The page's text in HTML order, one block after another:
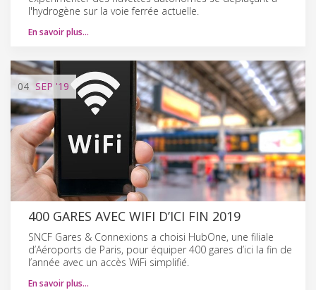
l'hydrogène sur la voie ferrée actuelle.
En savoir plus…
04 SEP '19
400 GARES AVEC WIFI D’ICI FIN 2019
SNCF Gares & Connexions a choisi HubOne, une filiale
d’Aéroports de Paris, pour équiper 400 gares d’ici la fin de
l’année avec un accès WiFi simplifié.
En savoir plus…